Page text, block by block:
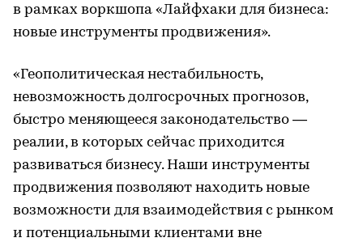
в рамках воркшопа «Лайфхаки для бизнеса:
новые инструменты продвижения».
«Геополитическая нестабильность,
невозможность долгосрочных прогнозов,
быстро меняющееся законодательство —
реалии, в которых сейчас приходится
развиваться бизнесу. Наши инструменты
продвижения позволяют находить новые
возможности для взаимодействия с рынком
и потенциальными клиентами вне